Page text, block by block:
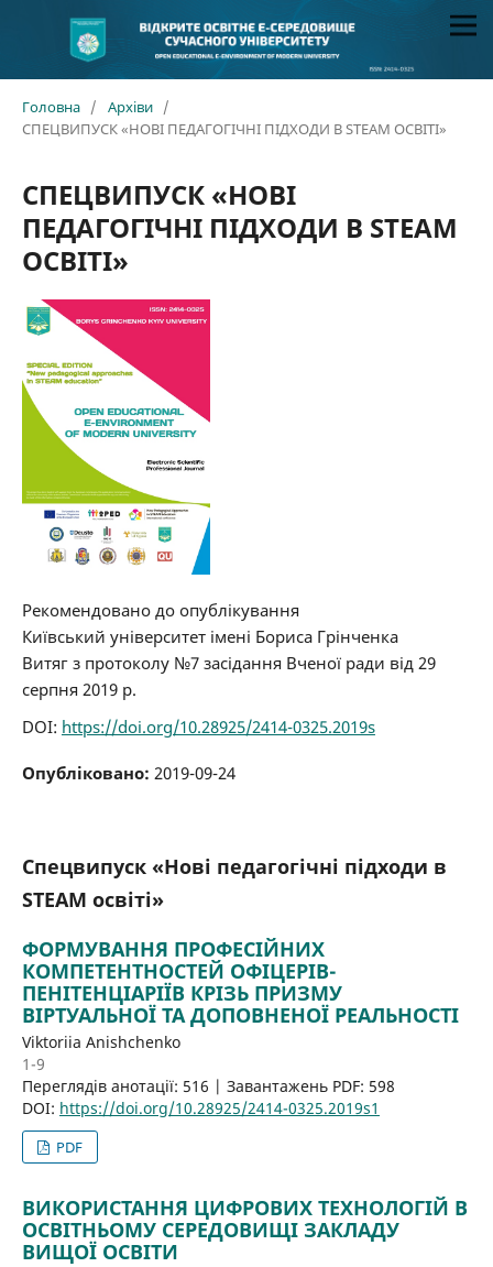
Головна / Архіви /
СПЕЦВИПУСК «НОВІ ПЕДАГОГІЧНІ ПІДХОДИ В STEAM ОСВІТІ»
СПЕЦВИПУСК «НОВІ
ПЕДАГОГІЧНІ ПІДХОДИ В STEAM
ОСВІТІ»
Рекомендовано до опублікування
Київський університет імені Бориса Грінченка
Витяг з протоколу №7 засідання Вченої ради від 29
серпня 2019 р.
DOI: https://doi.org/10.28925/2414-0325.2019s
Опубліковано: 2019-09-24
Спецвипуск «Нові педагогічні підходи в
STEAM освіті»
ФОРМУВАННЯ ПРОФЕСІЙНИХ
КОМПЕТЕНТНОСТЕЙ ОФІЦЕРІВ-
ПЕНІТЕНЦІАРІЇВ КРІЗЬ ПРИЗМУ
ВІРТУАЛЬНОЇ ТА ДОПОВНЕНОЇ РЕАЛЬНОСТІ
Viktoriia Anishchenko
1-9
Переглядів анотації: 516 | Завантажень PDF: 598
DOI: https://doi.org/10.28925/2414-0325.2019s1
PDF
ВИКОРИСТАННЯ ЦИФРОВИХ ТЕХНОЛОГІЙ В
ОСВІТНЬОМУ СЕРЕДОВИЩІ ЗАКЛАДУ
ВИЩОЇ ОСВІТИ